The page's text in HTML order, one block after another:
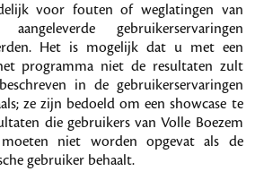
voor fouten of weglatingen van
gebruikerservaringen
Het is mogelijk dat u met een
programma niet de resultaten zult
in de gebruikerservaringen
ze zijn bedoeld om een showcase te
die gebruikers van Volle Boezem
niet worden opgevat als de
gebruiker behaalt.